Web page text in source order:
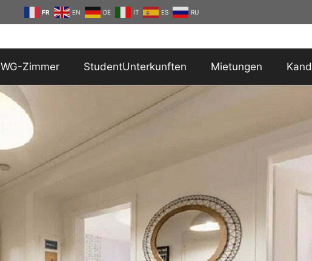
FR EN DE IT ES RU
WG-Zimmer StudentUnterkunften Mietungen